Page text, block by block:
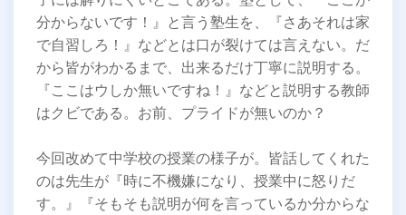
分からないです！』と言う塾生を、『さあそれは家
で自習しろ！』などとは口が裂けては言えない。だ
から皆がわかるまで、出来るだけ丁寧に説明する。
『ここはウしか無いですね！』などと説明する教師
はクビである。お前、プライドが無いのか？
今回改めて中学校の授業の様子が。皆話してくれた
のは先生が『時に不機嫌になり、授業中に怒りだ
す。』『そもそも説明が何を言っているか分からな